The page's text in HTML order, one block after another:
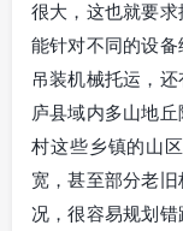
很大，这也就要求
能针对不同的设
吊装机械托运，
庐县域内多山地
村这些乡镇的山
宽，甚至部分老
况，很容易规划